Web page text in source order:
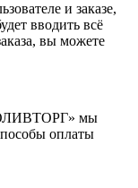
и заказе,
вводить всё
вы можете
мы
оплаты